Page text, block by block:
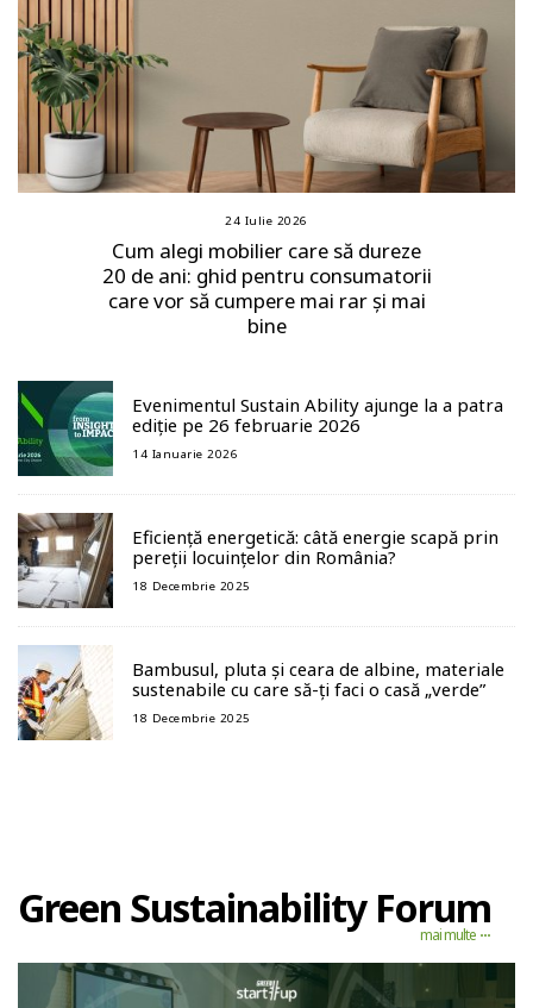
24 Iulie 2026
Cum alegi mobilier care să dureze
20 de ani: ghid pentru consumatorii
care vor să cumpere mai rar și mai
bine
Evenimentul Sustain Ability ajunge la a patra
ediție pe 26 februarie 2026
14 Ianuarie 2026
Eficiență energetică: câtă energie scapă prin
pereții locuințelor din România?
18 Decembrie 2025
Bambusul, pluta și ceara de albine, materiale
sustenabile cu care să-ți faci o casă „verde”
18 Decembrie 2025
Green Sustainability Forum
mai multe